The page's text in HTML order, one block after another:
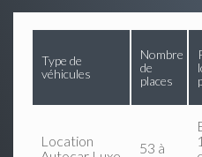
Type de
véhicules
Nombre
de
places
Location
53 à